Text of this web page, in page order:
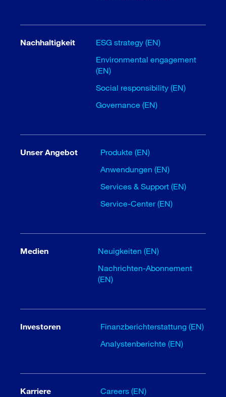
Nachhaltigkeit
ESG strategy (EN)
Environmental engagement
(EN)
Social responsibility (EN)
Governance (EN)
Unser Angebot
Produkte (EN)
Anwendungen (EN)
Services & Support (EN)
Service-Center (EN)
Medien
Neuigkeiten (EN)
Nachrichten-Abonnement
(EN)
Investoren
Finanzberichterstattung (EN)
Analystenberichte (EN)
Karriere
Careers (EN)